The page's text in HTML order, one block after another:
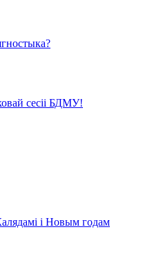
сесіі БДМУ!
і Новым годам